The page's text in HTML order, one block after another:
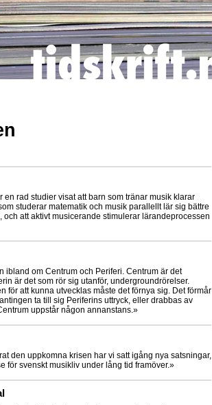
en rad studier visat att barn som tränar musik klarar
studerar matematik och musik parallellt lär sig bättre
att aktivt musicerande stimulerar lärandeprocessen
ibland om Centrum och Periferi. Centrum är det
är det som rör sig utanför, undergroundrörelser.
för att kunna utvecklas måste det förnya sig. Det förmår
ta till sig Periferins uttryck, eller drabbas av
uppstår någon annanstans.»
den uppkomna krisen har vi satt igång nya satsningar,
för svenskt musikliv under lång tid framöver.»